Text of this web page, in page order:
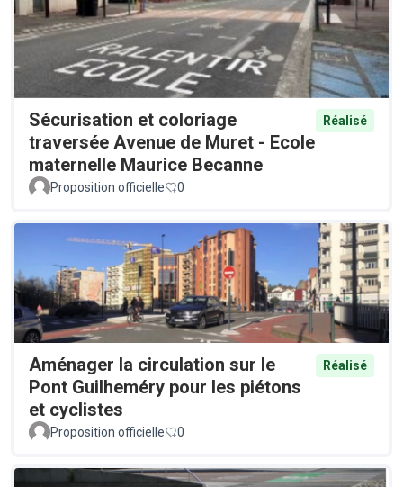
Sécurisation et coloriage
traversée Avenue de Muret - Ecole
maternelle Maurice Becanne
Réalisé
Proposition officielle 0
Aménager la circulation sur le
Pont Guilheméry pour les piétons
et cyclistes
Réalisé
Proposition officielle 0